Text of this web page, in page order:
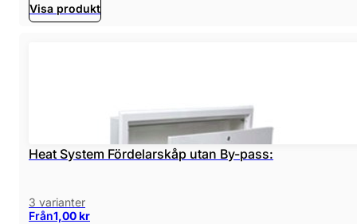
Visa produkt
Heat System Fördelarskåp utan By-pass:
3 varianter
Från1,00kr